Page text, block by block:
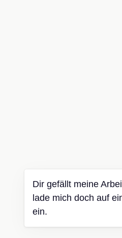
Dir gefällt meine
lade mich doch auf
ein.